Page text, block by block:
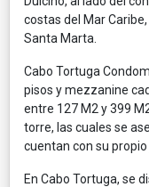
costas del Mar
Santa Marta.
Cabo Tortuga
pisos y mezzanine
entre 127 M2 y 399
torre, las cuales se
cuentan con su
En Cabo Tortuga, se